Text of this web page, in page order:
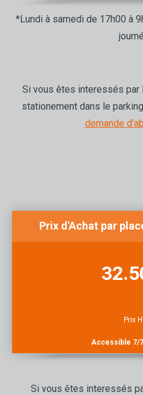
*Lundi à samedi de 17h00 à
Si vous êtes interessés par
stationement dans le
demande
Prix d'Achat par
Prix
Accessible 7/
Si vous êtes interessés